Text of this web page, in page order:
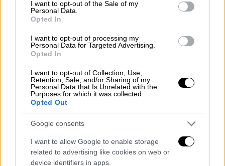
I want to opt-out of the Sale of my
Personal Data.
Opted In
I want to opt-out of processing my
Personal Data for Targeted Advertising.
Opted In
I want to opt-out of Collection, Use,
Retention, Sale, and/or Sharing of my
Personal Data that Is Unrelated with the
Purposes for which it was collected.
Opted Out
Google consents
I want to allow Google to enable storage
related to advertising like cookies on web or
device identifiers in apps.
νήσο Σαμοθράκη της Περιφερειακής
Ενότητας Έβρου της Περιφέρειας
Ανατολικής Μακεδονίας και Θράκης και
στη νήσο Αμμουλιανή της
της Περιφέρειας Κεντρικής
Μακεδονίας. Το ανωτέρω ποσό
διαμορφώνεται σε 50 ευρώ,
δικαιούχος επιλέξει κατάθεση σε
τραπεζικό λογαριασμό
50 ευρώμε τη χρήση ψηφιακής
χρεωστικής κάρτας για δικαιούχους